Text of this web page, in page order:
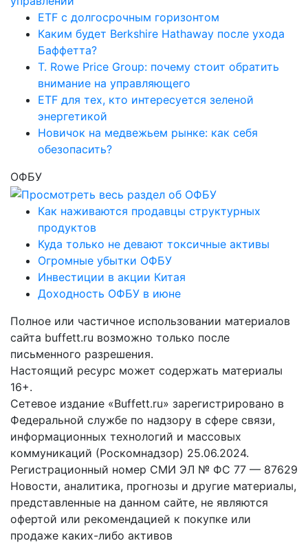
ETF с долгосрочным горизонтом
Каким будет Berkshire Hathaway после ухода
Баффетта?
T. Rowe Price Group: почему стоит обратить
внимание на управляющего
ETF для тех, кто интересуется зеленой
энергетикой
Новичок на медвежьем рынке: как себя
обезопасить?
ОФБУ
Как наживаются продавцы структурных
продуктов
Куда только не девают токсичные активы
Огромные убытки ОФБУ
Инвестиции в акции Китая
Доходность ОФБУ в июне
Полное или частичное использовании материалов
сайта buffett.ru возможно только после
письменного разрешения.
Настоящий ресурс может содержать материалы
16+.
Сетевое издание «Buffett.ru» зарегистрировано в
Федеральной службе по надзору в сфере связи,
информационных технологий и массовых
коммуникаций (Роскомнадзор) 25.06.2024.
Регистрационный номер СМИ ЭЛ № ФС 77 — 87629
Новости, аналитика, прогнозы и другие материалы,
представленные на данном сайте, не являются
офертой или рекомендацией к покупке или
продаже каких-либо активов